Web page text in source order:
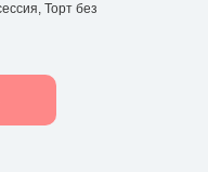
Торт без